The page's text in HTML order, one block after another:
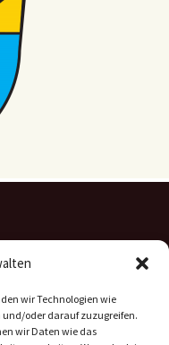
wir Technologien wie
und/oder darauf zuzugreifen.
wir Daten wie das